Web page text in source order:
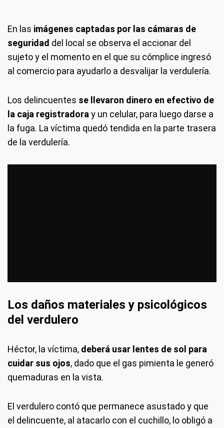
En las imágenes captadas por las cámaras de
seguridad del local se observa el accionar del
sujeto y el momento en el que su cómplice ingresó
al comercio para ayudarlo a desvalijar la verdulería.
Los delincuentes se llevaron dinero en efectivo de
la caja registradora y un celular, para luego darse a
la fuga. La víctima quedó tendida en la parte trasera
de la verdulería.
Los daños materiales y psicológicos
del verdulero
Héctor, la víctima, deberá usar lentes de sol para
cuidar sus ojos, dado que el gas pimienta le generó
quemaduras en la vista.
El verdulero contó que permanece asustado y que
el delincuente, al atacarlo con el cuchillo, lo obligó a